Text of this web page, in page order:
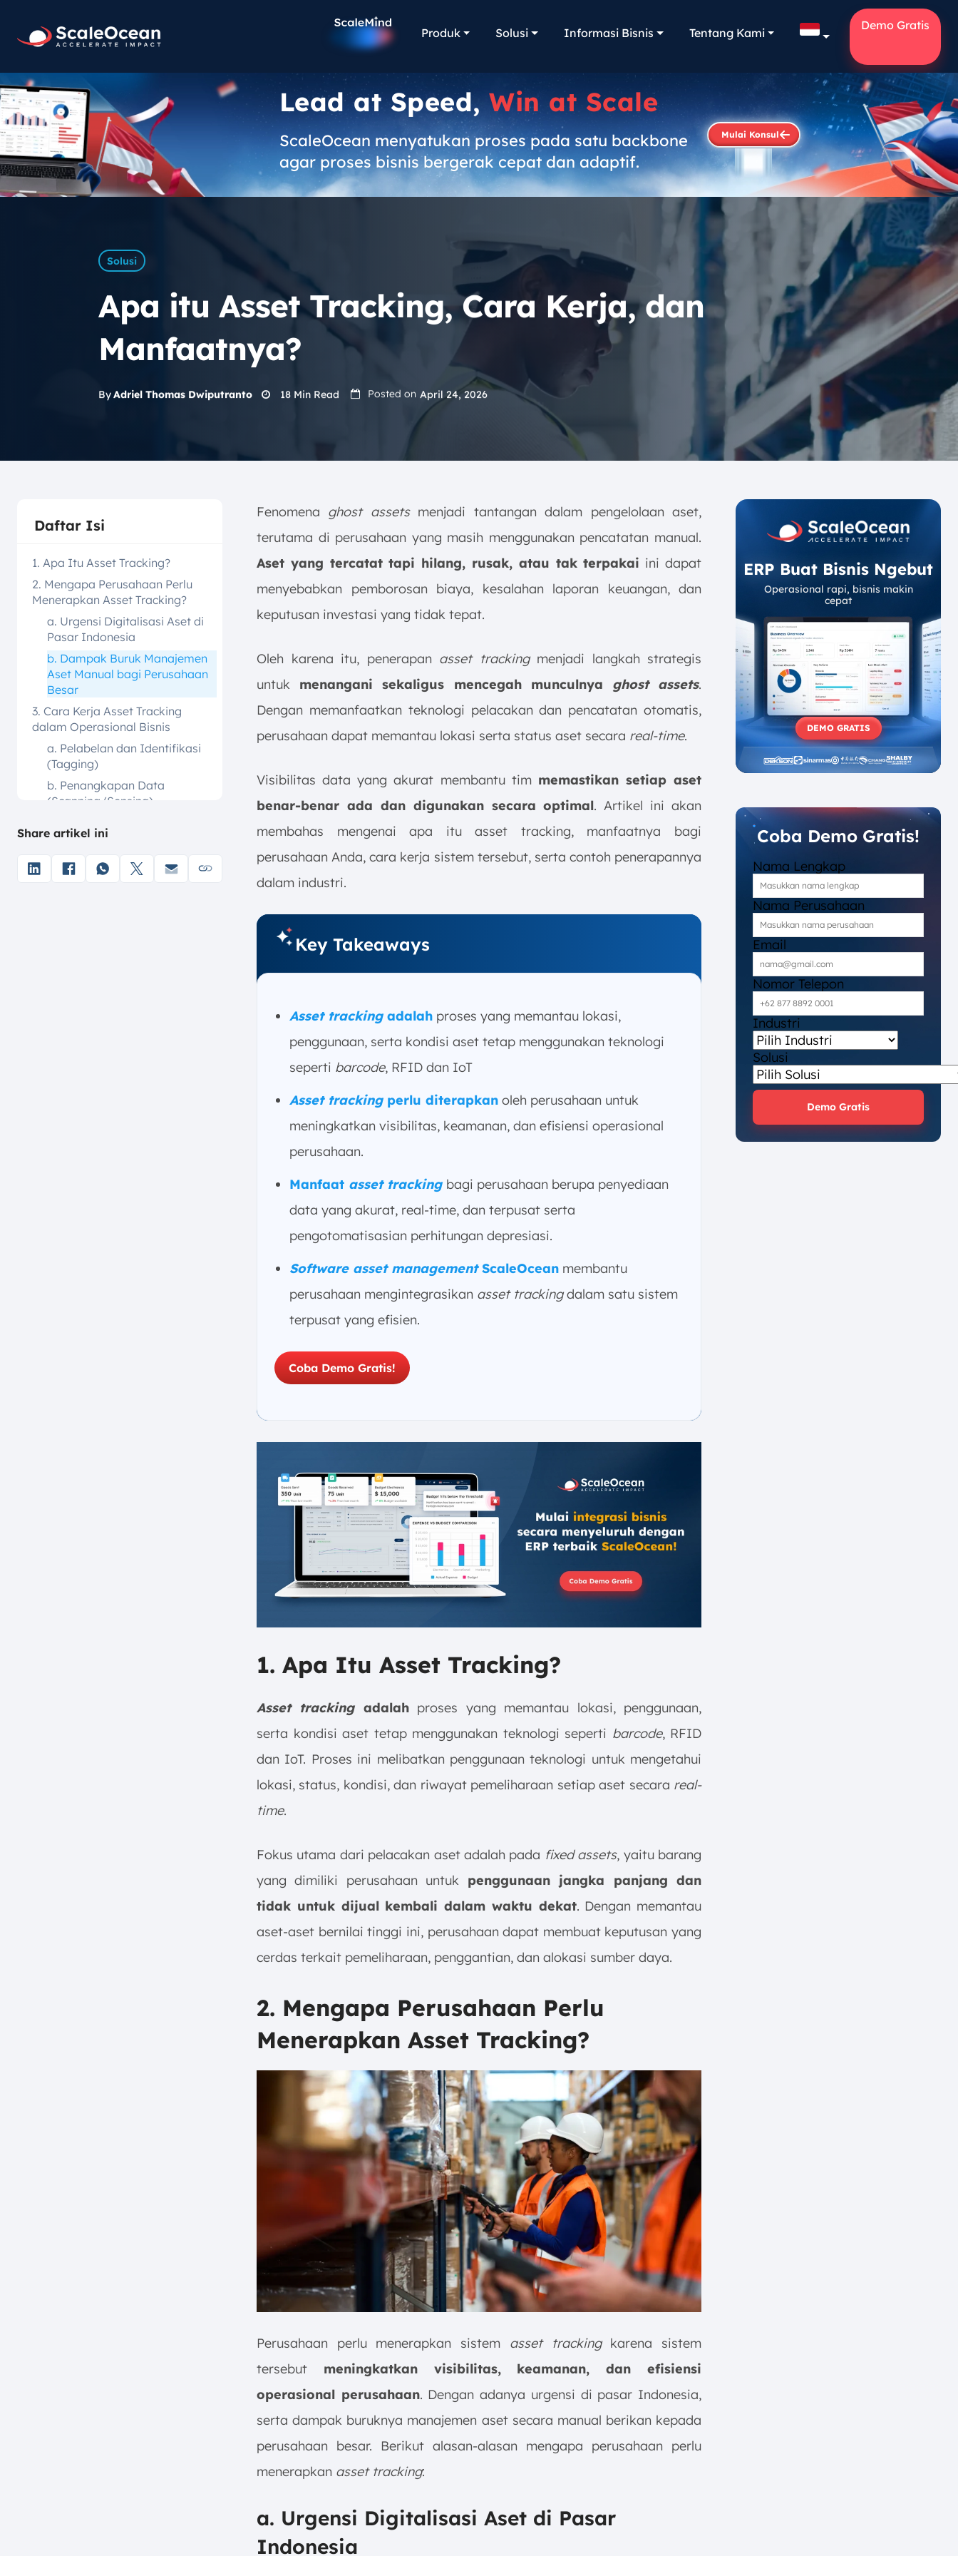
Produk Solusi Informasi Bisnis Tentang Kami
Demo Gratis
Lead at Speed,Win at Scale
ScaleOcean menyatukan proses pada satu backbone
agar proses bisnis bergerak cepat dan adaptif.
Mulai Konsul
Solusi
Apa itu Asset Tracking, Cara Kerja, dan
Manfaatnya?
ByAdriel Thomas Dwiputranto 18 Min Read Posted on April 24, 2026
Daftar Isi
1. Apa Itu Asset Tracking?
2. Mengapa Perusahaan Perlu
Menerapkan Asset Tracking?
a. Urgensi Digitalisasi Aset di
Pasar Indonesia
b. Dampak Buruk Manajemen
Aset Manual bagi Perusahaan
Besar
3. Cara Kerja Asset Tracking
dalam Operasional Bisnis
a. Pelabelan dan Identifikasi
(Tagging)
b. Penangkapan Data
(Scanning/Sensing)
Perangkat Lunak
e. Visualisasi dan Pelaporan
Share artikel ini
Fenomena ghost assetsmenjadi tantangan dalam pengelolaan aset,
terutama di perusahaan yang masih menggunakan pencatatan manual.
Aset yang tercatat tapi hilang, rusak, atau tak terpakai ini dapat
menyebabkan pemborosan biaya, kesalahan laporan keuangan, dan
keputusan investasi yang tidak tepat.
Oleh karena itu, penerapan asset trackingmenjadi langkah strategis
untuk menangani sekaligus mencegah munculnya ghost assets.
Dengan memanfaatkan teknologi pelacakan dan pencatatan otomatis,
perusahaan dapat memantau lokasi serta status aset secara real-time.
Visibilitas data yang akurat membantu tim memastikan setiap aset
benar-benar ada dan digunakan secara optimal. Artikel ini akan
membahas mengenai apa itu asset tracking, manfaatnya bagi
perusahaan Anda, cara kerja sistem tersebut, serta contoh penerapannya
dalam industri.
Key Takeaways
Asset trackingadalah proses yang memantau lokasi,
penggunaan, serta kondisi aset tetap menggunakan teknologi
seperti barcode, RFID dan IoT
Asset trackingperlu diterapkan oleh perusahaan untuk
meningkatkan visibilitas, keamanan, dan efisiensi operasional
perusahaan.
Manfaat asset tracking bagi perusahaan berupa penyediaan
data yang akurat, real-time, dan terpusat serta
pengotomatisasian perhitungan depresiasi.
Software asset managementScaleOcean membantu
perusahaan mengintegrasikan asset trackingdalam satu sistem
terpusat yang efisien.
Coba Demo Gratis!
1. Apa Itu Asset Tracking?
Asset trackingadalahproses yang memantau lokasi, penggunaan,
serta kondisi aset tetap menggunakan teknologi seperti barcode, RFID
dan IoT. Proses ini melibatkan penggunaan teknologi untuk mengetahui
lokasi, status, kondisi, dan riwayat pemeliharaan setiap aset secara real-
time.
Fokus utama dari pelacakan aset adalah pada fixed assets, yaitu barang
yang dimiliki perusahaan untuk penggunaan jangka panjang dan
tidak untuk dijual kembali dalam waktu dekat. Dengan memantau
aset-aset bernilai tinggi ini, perusahaan dapat membuat keputusan yang
cerdas terkait pemeliharaan, penggantian, dan alokasi sumber daya.
2. Mengapa Perusahaan Perlu
Menerapkan Asset Tracking?
Perusahaan perlu menerapkan sistem asset trackingkarena sistem
tersebut meningkatkan visibilitas, keamanan, dan efisiensi
operasional perusahaan. Dengan adanya urgensi di pasar Indonesia,
serta dampak buruknya manajemen aset secara manual berikan kepada
perusahaan besar. Berikut alasan-alasan mengapa perusahaan perlu
menerapkan asset tracking:
a. Urgensi Digitalisasi Aset di Pasar
Indonesia
ERP Buat Bisnis Ngebut
Operasional rapi, bisnis makin
cepat
DEMO GRATIS
Coba Demo Gratis!
Nama Lengkap
Nama Perusahaan
Email
Nomor Telepon
Industri
Solusi
Demo Gratis